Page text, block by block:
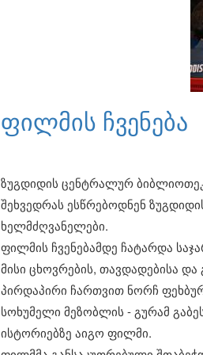
ფილმის ჩვენება
ზუგდიდის ცენტრალურ
შეხვედრას ესწრებოდნენ
ხელმძღვანელები.
ფილმის ჩვენებამდე ჩატარდა
მისი ცხოვრების, თავდადებისა და
პირდაპირი ჩართვით ნორჩ
სოხუმელი მეზობლის - გურამ
ისტორიებზე აიგო ფილმი.